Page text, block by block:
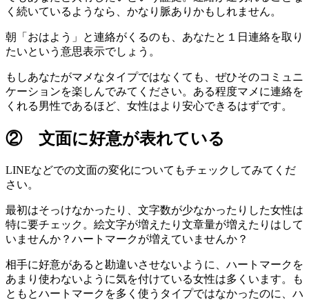
く続いているようなら、かなり脈ありかもしれません。
朝「おはよう」と連絡がくるのも、あなたと１日連絡を取り
たいという意思表示でしょう。
もしあなたがマメなタイプではなくても、ぜひそのコミュニ
ケーションを楽しんでみてください。ある程度マメに連絡を
くれる男性であるほど、女性はより安心できるはずです。
② 文面に好意が表れている
LINEなどでの文面の変化についてもチェックしてみてくだ
さい。
最初はそっけなかったり、文字数が少なかったりした女性は
特に要チェック。絵文字が増えたり文章量が増えたりはして
いませんか？ハートマークが増えていませんか？
相手に好意があると勘違いさせないように、ハートマークを
あまり使わないように気を付けている女性は多くいます。も
ともとハートマークを多く使うタイプではなかったのに、ハ